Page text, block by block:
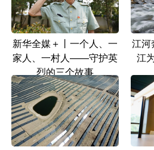
新华全媒＋丨一个人、一
家人、一村人——守护英
烈的三个故事
江河
江